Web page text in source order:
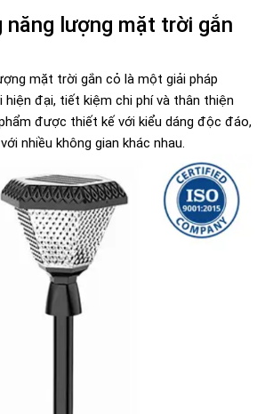
lượng mặt trời gắn
mặt trời gắn cỏ là một giải pháp
hiện đại, tiết kiệm chi phí và thân thiện
được thiết kế với kiểu dáng độc đáo,
nhiều không gian khác nhau.